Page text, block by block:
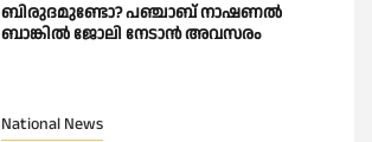
ബിരുദമുണ്ടോ? പഞ്ചാബ് നാഷണൽ
ബാങ്കിൽ ജോലി നേടാൻ അവസരം
National News